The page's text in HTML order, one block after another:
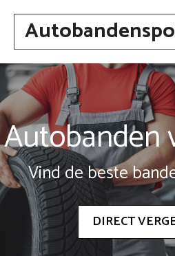
Spring
inhoud
Autobanden
Vind de beste
DIRECT